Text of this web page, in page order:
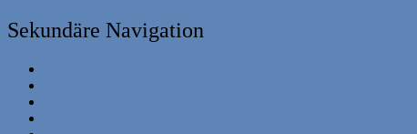
Sekundäre Navigation